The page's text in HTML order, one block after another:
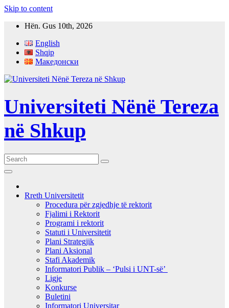
Skip to content
Hën. Gus 10th, 2026
English
Shqip
Македонски
Universiteti Nënë Tereza
në Shkup
Rreth Universitetit
Procedura për zgjedhje të rektorit
Fjalimi i Rektorit
Programi i rektorit
Statuti i Universitetit
Plani Strategjik
Plani Aksional
Stafi Akademik
Informatori Publik – ‘Pulsi i UNT-së’
Ligje
Konkurse
Buletini
Informatori Universitar